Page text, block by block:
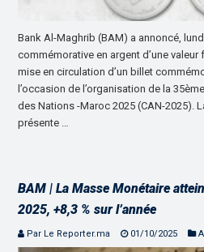
Bank Al-Maghrib (BAM) a annoncé,
commémorative en argent d’une
mise en circulation d’un billet
l’occasion de l’organisation de la
des Nations -Maroc 2025 (CAN-2025).
présente …
BAM | La Masse Monétaire
2025, +8,3 % sur l’année
Par Le Reporter.ma 01/10/2025